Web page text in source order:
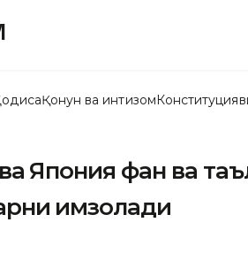
Қонун ва интизом
ва Япония фан ва
имзолади